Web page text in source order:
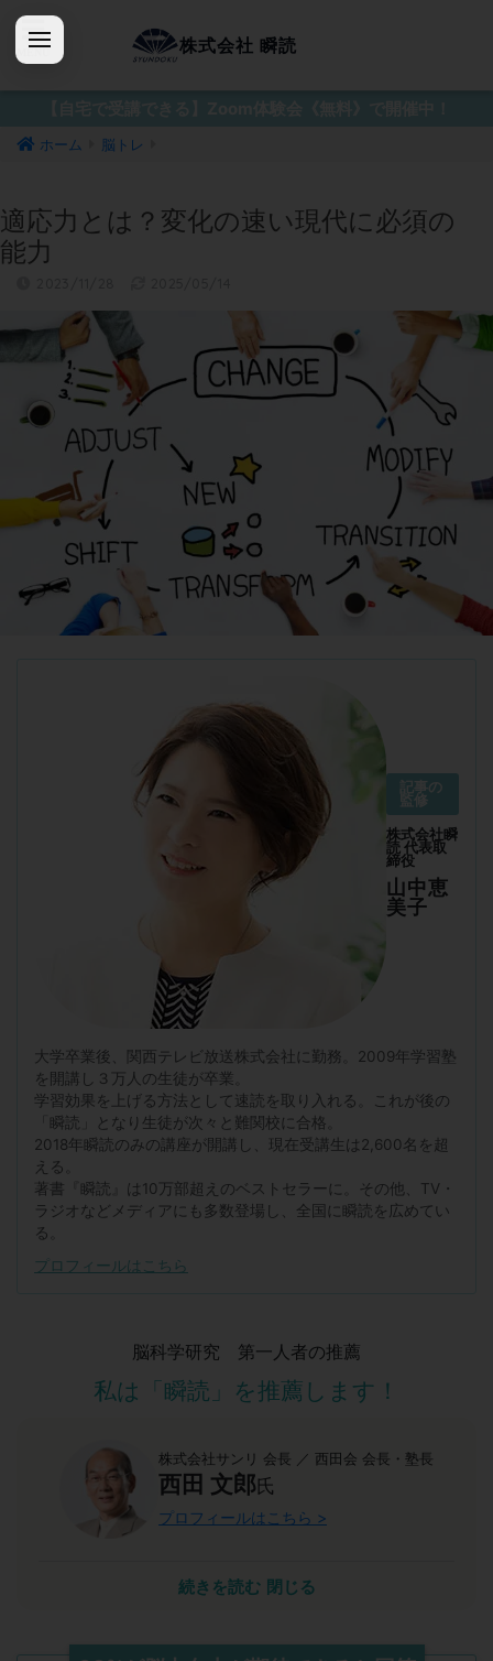
株式会社 瞬読
ホーム 脳トレ
適応力とは？変化の速い現代に必須の
能力
記事の
監修
株式会社瞬
読 代表取
締役
山中恵
美子
大学卒業後、関西テレビ放送株式会社に勤務。2009年学習塾
を開講し３万人の生徒が卒業。
学習効果を上げる方法として速読を取り入れる。これが後の
「瞬読」となり生徒が次々と難関校に合格。
2018年瞬読のみの講座が開講し、現在受講生は2,600名を超
える。
著書『瞬読』は10万部超えのベストセラーに。その他、TV・
ラジオなどメディアにも多数登場し、全国に瞬読を広めてい
る。
プロフィールはこちら
脳科学研究 第一人者の推薦
私は「瞬読」を推薦します！
株式会社サンリ 会長 ／ 西田会 会長・塾長
西田 文郎氏
プロフィールはこちら >
瞬読は能力開発において計り知れない恩恵をも
たらすでしょう
展で10年後には多くの仕事が消え、2020年のセンター試験
続きを読む 閉じる